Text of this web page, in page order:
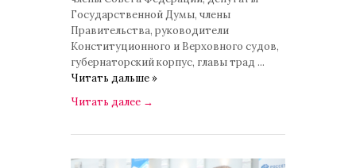
Государственной Думы, члены
Правительства, руководители
Конституционного и Верховного судов,
губернаторский корпус, главы трад ...
Читать дальше »
Читать далее →